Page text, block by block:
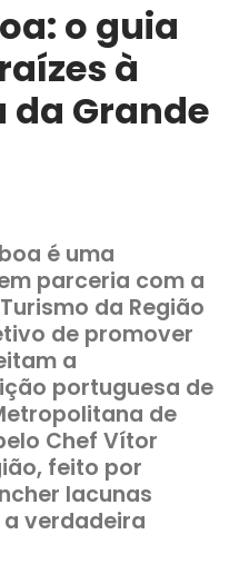
o guia
à
Grande
é uma
parceria com a
da Região
de promover
a
portuguesa de
de
Chef Vítor
feito por
lacunas
verdadeira